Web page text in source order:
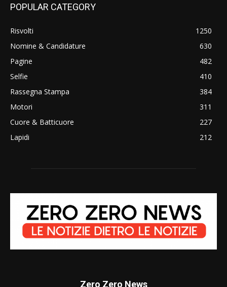
POPULAR CATEGORY
Risvolti
1250
Nomine & Candidature
630
Pagine
482
Selfie
410
Rassegna Stampa
384
Motori
311
Cuore & Batticuore
227
Lapidi
212
Zero Zero News